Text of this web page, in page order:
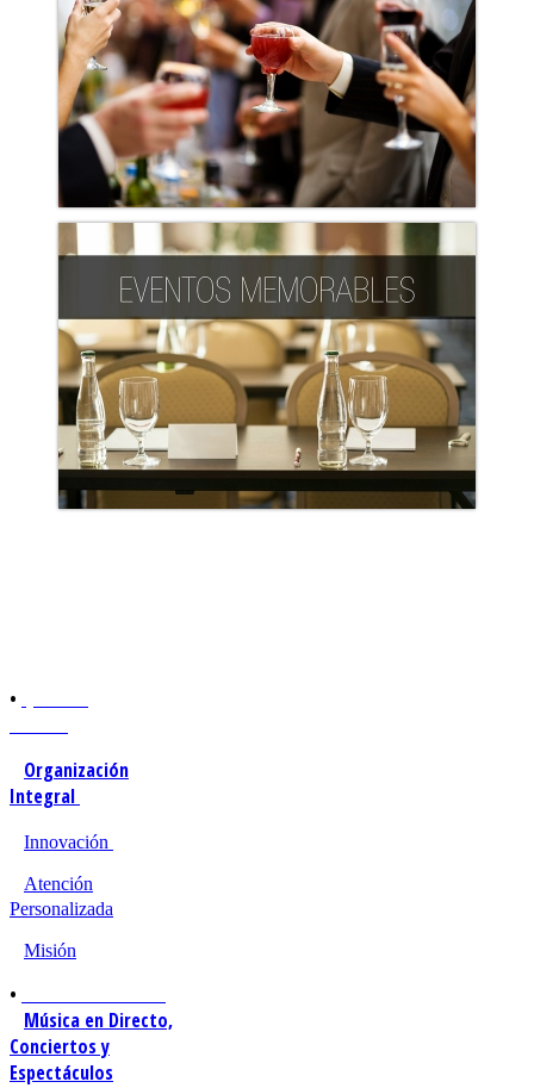
•
Organización
Integral
Innovación
Atención
Personalizada
Misión
•
Música en Directo,
Conciertos y
Espectáculos